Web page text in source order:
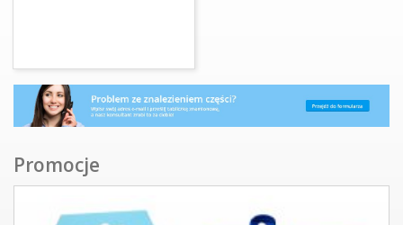
Promocje